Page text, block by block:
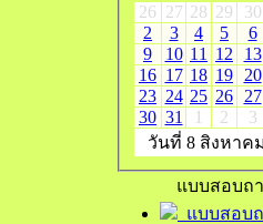
26 27 28 29 30
2
3 4 5 6
9
10 11 12 13
16 17 18 19 20
23 24 25 26 27
30 31 1 2 3
วันที่ 8 สิงหาค
แบบสอบถ
แบบสอบ